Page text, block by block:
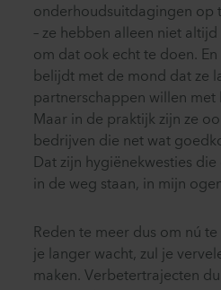
onderhoudsuitdagingen op
– ze hebben alleen niet
om dat ook echt te doen.
belijdt met de mond dat ze
partnerschappen willen met
Maar in de praktijk zijn ze
bedrijven die net wat
Dat zijn hygiënekwesties
in de weg staan, in mijn
Reden te meer dus om nú
je langer wacht, zul je
maken. Verbetertrajecten